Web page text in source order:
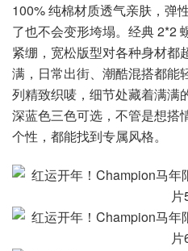
100% 纯棉材质透气亲肤，弹
了也不会变形垮塌。经典 2*2
紧绷，宽松版型对各种身材都
满，日常出街、潮酷混搭都能
列精致织唛，细节处藏着满满
深蓝色三色可选，不管是想搭
个性，都能找到专属风格。